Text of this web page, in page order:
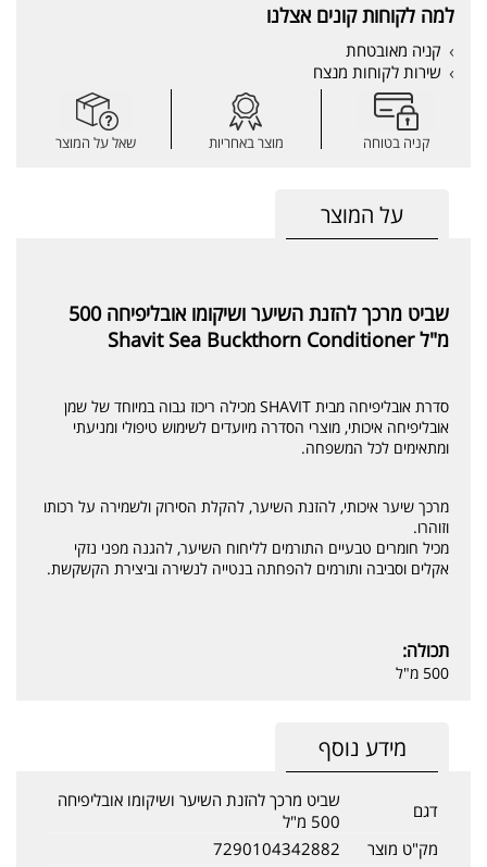
למה לקוחות קונים אצלנו
קניה מאובטחת
שירות לקוחות מנצח
קניה בטוחה מוצר באחריות שאל על המוצר
על המוצר
שביט מרכך להזנת השיער ושיקומו אובליפיחה 500
מ"ל Shavit Sea Buckthorn Conditioner
סדרת אובליפיחה מבית SHAVIT מכילה ריכוז גבוה במיוחד של שמן
אובליפיחה איכותי, מוצרי הסדרה מיועדים לשימוש טיפולי ומניעתי
ומתאימים לכל המשפחה.
מרכך שיער איכותי, להזנת השיער, להקלת הסירוק ולשמירה על רכותו
וזוהרו.
מכיל חומרים טבעיים התורמים לליחוח השיער, להגנה מפני נזקי
אקלים וסביבה ותורמים להפחתה בנטייה לנשירה וביצירת הקשקשת.
תכולה:
500 מ"ל
מידע נוסף
דגם
שביט מרכך להזנת השיער ושיקומו אובליפיחה
500 מ"ל
מק"ט מוצר
7290104342882